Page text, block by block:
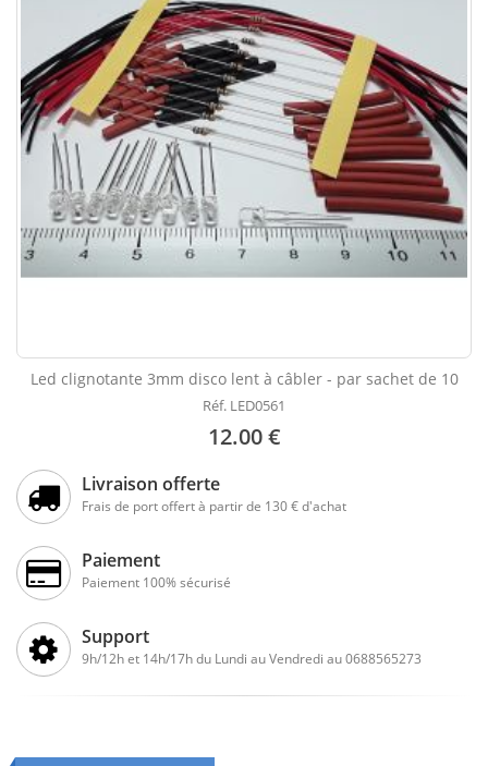
Led clignotante 3mm disco lent à câbler - par sachet de 10
Réf. LED0561
12.00 €
Livraison offerte
Frais de port offert à partir de 130 € d'achat
Paiement
Paiement 100% sécurisé
Support
9h/12h et 14h/17h du Lundi au Vendredi au 0688565273